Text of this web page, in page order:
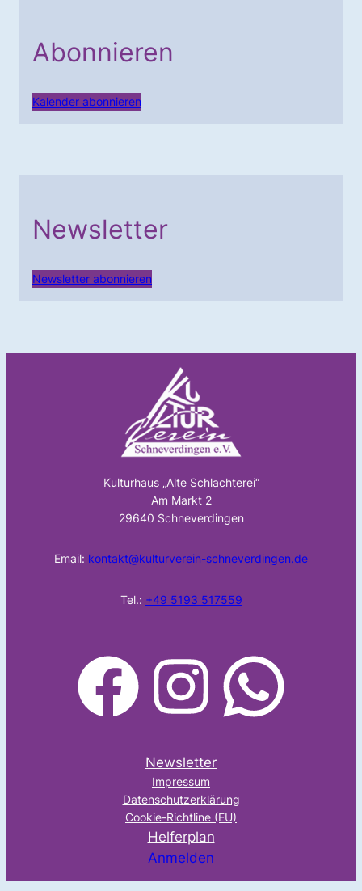
Abonnieren
Kalender abonnieren
Newsletter
Newsletter abonnieren
Kulturhaus „Alte Schlachterei“
Am Markt 2
29640 Schneverdingen
Email: kontakt@kulturverein-schneverdingen.de
Tel.: +49 5193 517559
facebook Instagram WhatsApp
Newsletter
Impressum
Datenschutzerklärung
Cookie-Richtline (EU)
Helferplan
Anmelden